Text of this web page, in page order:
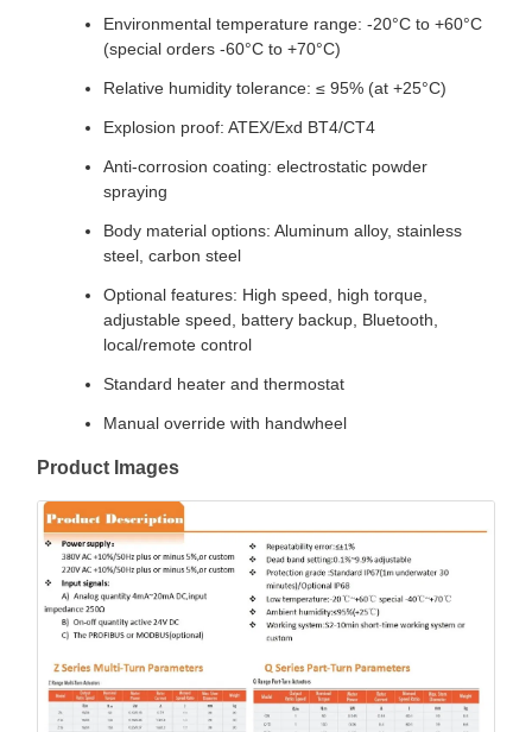
Environmental temperature range: -20°C to +60°C
(special orders -60°C to +70°C)
Relative humidity tolerance: ≤ 95% (at +25°C)
Explosion proof: ATEX/Exd BT4/CT4
Anti-corrosion coating: electrostatic powder
spraying
Body material options: Aluminum alloy, stainless
steel, carbon steel
Optional features: High speed, high torque,
adjustable speed, battery backup, Bluetooth,
local/remote control
Standard heater and thermostat
Manual override with handwheel
Product Images